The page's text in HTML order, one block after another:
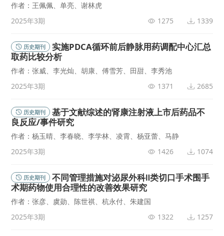
作者：王佩佩、单亮、谢林虎
2025年3期
1275 1339
历史期刊
实施PDCA循环前后静脉用药调配中心汇总
取药比较分析
作者：张威、李光灿、胡康、傅雪芳、田甜、李秀池
2025年3期
1371 2685
历史期刊
基于文献综述的肾康注射液上市后药品不
良反应/事件研究
作者：杨玉晴、李春晓、李学林、凌霄、杨亚蕾、马静
2025年3期
1426 1074
历史期刊
不同管理措施对泌尿外科Ⅱ类切口手术围手
术期药物使用合理性的改善效果研究
作者：张彦、虞勋、陈世祺、杭永付、朱建国
2025年3期
1322 1257